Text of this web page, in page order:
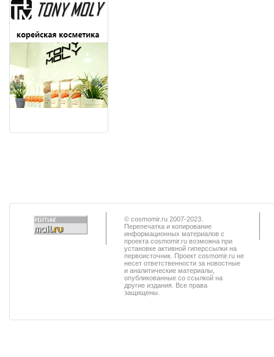
© cosmomir.ru 2007-2023.
Перепечатка и копирование
информационных материалов с
проекта cosmomir.ru возможна при
установке активной гиперссылки на
первоисточник. Проект cosmomir.ru не
несет ответственности за новостные
и аналитические материалы,
опубликованные со ссылкой на
другие издания. Все права
защищены.